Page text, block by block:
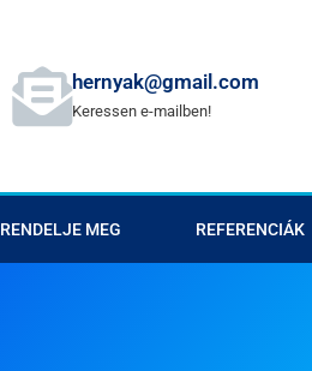
hernyak@gmail.com
Keressen e-mailben!
RENDELJE MEG REFERENCIÁK